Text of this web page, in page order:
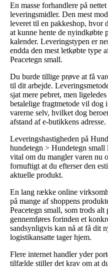
En masse forhandlere på
leveringsmidler. Den mest
leveret til en pakkeshop, hvor
at kunne hente de nyindkøbte
kalender. Leveringstypen er
endda den mest letkøbte type
Peacetegn small.
Du burde tillige prøve at få
til dit arbejde.
sjat mere pebret, men
betalelige fragtmetode vil
varerne selv, hvilket dog
afstand af e-butikkens adresse.
Leveringshastigheden på
hundetegn > Hundetegn
vital om du mangler varen nu
fornuftigt at du efterser den
aktuelle produkt.
En lang række online
på mange af shoppens
Peacetegn small, som trods
gennemføres forinden et
sandsynligvis kan nå at få dit
logistikansatte tager hjem.
Flere internet handler yder
tilfælde stiller det krav om at